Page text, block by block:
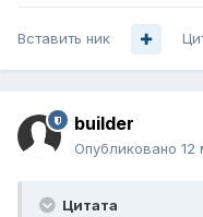
Вставить ник
builder
Опубликовано 12
Цитата